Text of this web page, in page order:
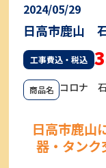
2024/05/29
日高市鹿山
工事費込・税込
商品名 コロナ 石
日高市鹿山
器・タンク